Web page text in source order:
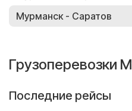
Мурманск - Саратов
Грузоперевозки
Последние рейсы